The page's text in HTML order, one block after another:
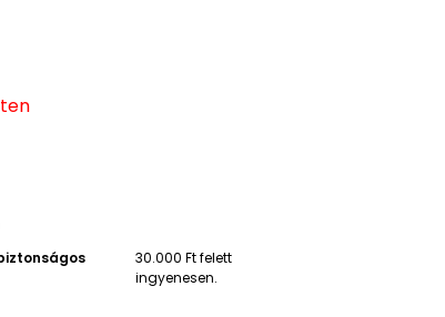
30.000 Ft felett
ingyenesen.